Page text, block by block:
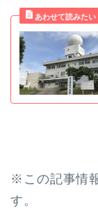
※この記事情
す。